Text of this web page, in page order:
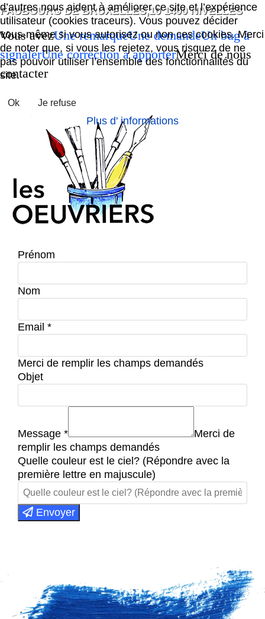
FAUBOURG DE BRUXELLES,10 1400 NIVELLES
Vous avezUne remarqueUne demandeUn bug à
signalerUne correction à apporterMerci de nous
contacter
Prénom
Nom
Email *
Merci de remplir les champs demandés
Objet
Message *
Merci de
remplir les champs demandés
Quelle couleur est le ciel? (Répondre avec la
première lettre en majuscule)
Envoyer
d’autres nous aident à améliorer ce site et l’expérience
utilisateur (cookies traceurs). Vous pouvez décider
vous-même si vous autorisez ou non ces cookies. Merci
de noter que, si vous les rejetez, vous risquez de ne
pas pouvoir utiliser l’ensemble des fonctionnalités du
site.
Ok Je refuse
Plus d' informations